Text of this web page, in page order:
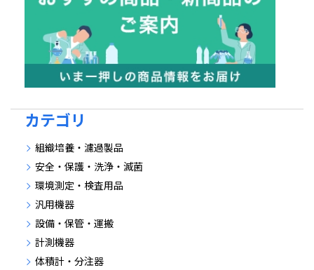
カテゴリ
組織培養・濾過製品
安全・保護・洗浄・滅菌
環境測定・検査用品
汎用機器
設備・保管・運搬
計測機器
体積計・分注器